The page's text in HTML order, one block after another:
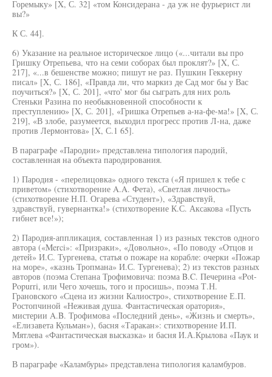
Горемыку» [X, С. 32] «том Консидерана - да уж не фурьерист ли
вы?»
К С. 44].
6) Указание на реальное историческое лицо («...читали вы про
Гришку Отрепьева, что на семи соборах был проклят?» [X, С.
217], «...в бешенстве можно; пишут не раз. Пушкин Геккерну
писал» [X, С. 186], «Правда ли, что маркиз де Сад мог бы у Вас
поучиться?» [X, С. 201], «что' мог бы сыграть для них роль
Стеньки Разина по необыкновенной способности к
преступлению» [X, С. 201], «Гришка Отрепьев а-на-фе-ма!» [X, С.
219], «В злобе, разумеется, выходил прогресс против Л-на, даже
против Лермонтова» [X, С.1 65].
В параграфе «Пародии» представлена типология пародий,
составленная на объекта пародирования.
1) Пародия - «перелицовка» одного текста («Я пришел к тебе с
приветом» (стихотворение A.A. Фета), «Светлая личность»
(стихотворение Н.П. Огарева «Студент»), «Здравствуй,
здравствуй, гувернантка!» (стихотворение К.С. Аксакова «Пусть
гибнет все!»);
2) Пародия-аппликация, составленная 1) из разных текстов одного
автора («Merci»: «Призраки», «Довольно», «По поводу «Отцов и
детей» И.С. Тургенева, статья о пожаре на корабле: очерки «Пожар
на море», «казнь Тропмана» И.С. Тургенева); 2) из текстов разных
авторов (поэма Степана Трофимовича: поэма B.C. Печерина «Pot-
Popurri, или Чего хочешь, того и просишь», поэма Т.Н.
Грановского «Сцена из жизни Калиостро», стихотворение Е.П.
Ростопчиной «Неживая душа. Фантастическая оратория»,
мистерии A.B. Трофимова «Последний день», «Жизнь и смерть»,
«Елизавета Кульман»), басня «Таракан»: стихотворение И.П.
Мятлева «Фантастическая высказка» и басня И.А.Крылова «Паук и
гром»).
В параграфе «Каламбуры» представлена типология каламбуров.